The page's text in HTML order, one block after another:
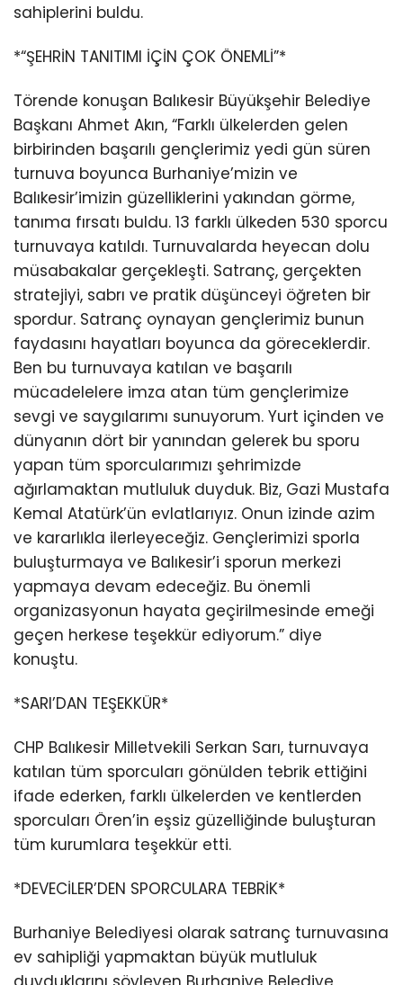
sahiplerini buldu.
*“ŞEHRİN TANITIMI İÇİN ÇOK ÖNEMLİ”*
Törende konuşan Balıkesir Büyükşehir Belediye
Başkanı Ahmet Akın, “Farklı ülkelerden gelen
birbirinden başarılı gençlerimiz yedi gün süren
turnuva boyunca Burhaniye’mizin ve
Balıkesir’imizin güzelliklerini yakından görme,
tanıma fırsatı buldu. 13 farklı ülkeden 530 sporcu
turnuvaya katıldı. Turnuvalarda heyecan dolu
müsabakalar gerçekleşti. Satranç, gerçekten
stratejiyi, sabrı ve pratik düşünceyi öğreten bir
spordur. Satranç oynayan gençlerimiz bunun
faydasını hayatları boyunca da göreceklerdir.
Ben bu turnuvaya katılan ve başarılı
mücadelelere imza atan tüm gençlerimize
sevgi ve saygılarımı sunuyorum. Yurt içinden ve
dünyanın dört bir yanından gelerek bu sporu
yapan tüm sporcularımızı şehrimizde
ağırlamaktan mutluluk duyduk. Biz, Gazi Mustafa
Kemal Atatürk’ün evlatlarıyız. Onun izinde azim
ve kararlıkla ilerleyeceğiz. Gençlerimizi sporla
buluşturmaya ve Balıkesir’i sporun merkezi
yapmaya devam edeceğiz. Bu önemli
organizasyonun hayata geçirilmesinde emeği
geçen herkese teşekkür ediyorum.” diye
konuştu.
*SARI’DAN TEŞEKKÜR*
CHP Balıkesir Milletvekili Serkan Sarı, turnuvaya
katılan tüm sporcuları gönülden tebrik ettiğini
ifade ederken, farklı ülkelerden ve kentlerden
sporcuları Ören’in eşsiz güzelliğinde buluşturan
tüm kurumlara teşekkür etti.
*DEVECİLER’DEN SPORCULARA TEBRİK*
Burhaniye Belediyesi olarak satranç turnuvasına
ev sahipliği yapmaktan büyük mutluluk